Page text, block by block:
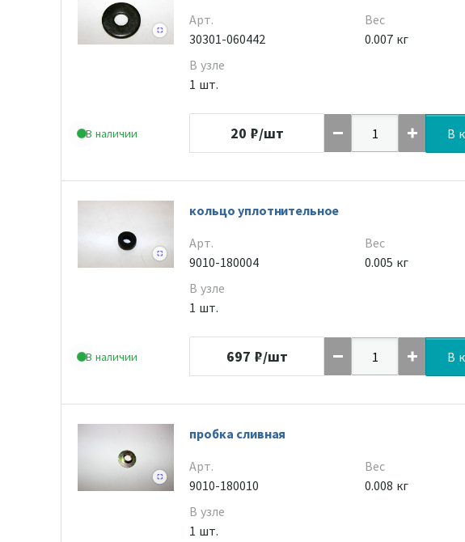
В наличии
Арт.
30301-060442
В узле
1 шт.
Вес
0.007 кг
20 ₽/шт В
В наличии
кольцо уплотнительное
Арт.
9010-180004
В узле
1 шт.
Вес
0.005 кг
697 ₽/шт В
пробка сливная
Арт.
9010-180010
В узле
1 шт.
Вес
0.008 кг